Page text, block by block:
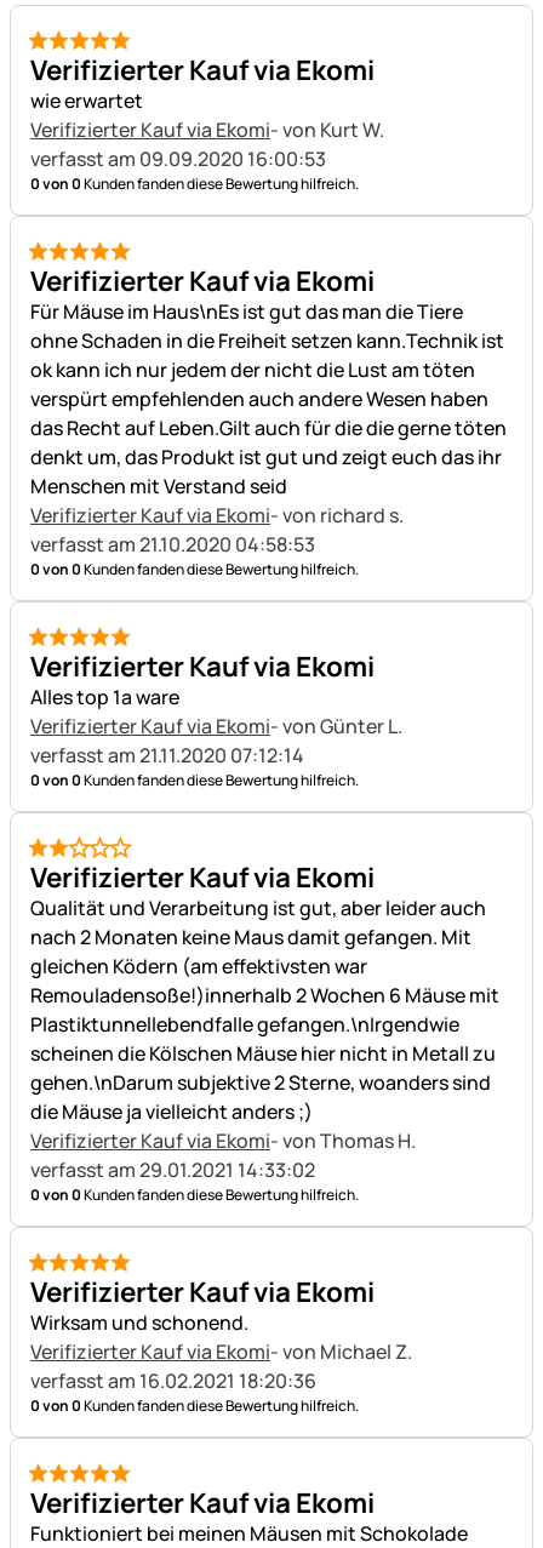
5 von 5
Verifizierter Kauf via Ekomi
wie erwartet
Verifizierter Kauf via Ekomi- von Kurt W.
verfasst am 09.09.2020 16:00:53
0 von 0Kunden fanden diese Bewertung hilfreich.
5 von 5
Verifizierter Kauf via Ekomi
Für Mäuse im Haus\nEs ist gut das man die Tiere
ohne Schaden in die Freiheit setzen kann.Technik ist
ok kann ich nur jedem der nicht die Lust am töten
verspürt empfehlenden auch andere Wesen haben
das Recht auf Leben.Gilt auch für die die gerne töten
denkt um, das Produkt ist gut und zeigt euch das ihr
Menschen mit Verstand seid
Verifizierter Kauf via Ekomi- von richard s.
verfasst am 21.10.2020 04:58:53
0 von 0Kunden fanden diese Bewertung hilfreich.
5 von 5
Verifizierter Kauf via Ekomi
Alles top 1a ware
Verifizierter Kauf via Ekomi- von Günter L.
verfasst am 21.11.2020 07:12:14
0 von 0Kunden fanden diese Bewertung hilfreich.
2 von 5
Verifizierter Kauf via Ekomi
Qualität und Verarbeitung ist gut, aber leider auch
nach 2 Monaten keine Maus damit gefangen. Mit
gleichen Ködern (am effektivsten war
Remouladensoße!)innerhalb 2 Wochen 6 Mäuse mit
Plastiktunnellebendfalle gefangen.\nIrgendwie
scheinen die Kölschen Mäuse hier nicht in Metall zu
gehen.\nDarum subjektive 2 Sterne, woanders sind
die Mäuse ja vielleicht anders ;)
Verifizierter Kauf via Ekomi- von Thomas H.
verfasst am 29.01.2021 14:33:02
0 von 0Kunden fanden diese Bewertung hilfreich.
5 von 5
Verifizierter Kauf via Ekomi
Wirksam und schonend.
Verifizierter Kauf via Ekomi- von Michael Z.
verfasst am 16.02.2021 18:20:36
0 von 0Kunden fanden diese Bewertung hilfreich.
5 von 5
Verifizierter Kauf via Ekomi
Funktioniert bei meinen Mäusen mit Schokolade